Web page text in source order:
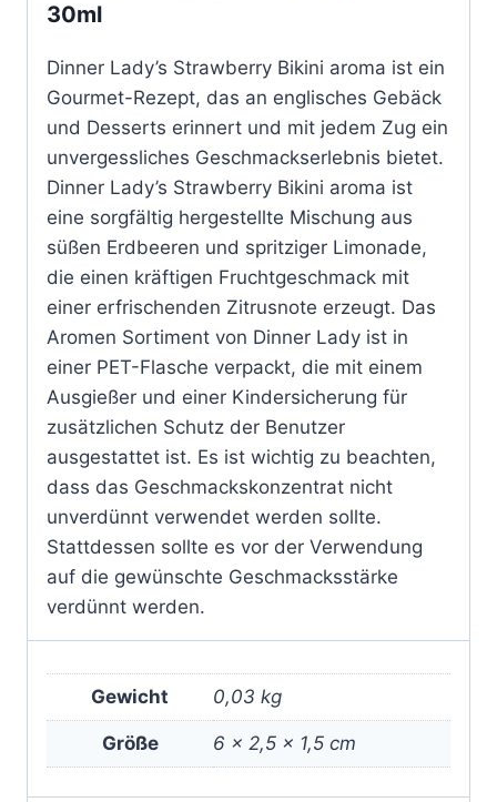
30ml
Dinner Lady’s Strawberry Bikini aroma ist ein
Gourmet-Rezept, das an englisches Gebäck
und Desserts erinnert und mit jedem Zug ein
unvergessliches Geschmackserlebnis bietet.
Dinner Lady’s Strawberry Bikini aroma ist
eine sorgfältig hergestellte Mischung aus
süßen Erdbeeren und spritziger Limonade,
die einen kräftigen Fruchtgeschmack mit
einer erfrischenden Zitrusnote erzeugt. Das
Aromen Sortiment von Dinner Lady ist in
einer PET-Flasche verpackt, die mit einem
Ausgießer und einer Kindersicherung für
zusätzlichen Schutz der Benutzer
ausgestattet ist. Es ist wichtig zu beachten,
dass das Geschmackskonzentrat nicht
unverdünnt verwendet werden sollte.
Stattdessen sollte es vor der Verwendung
auf die gewünschte Geschmacksstärke
verdünnt werden.
Gewicht 0,03 kg
Größe 6 × 2,5 × 1,5 cm